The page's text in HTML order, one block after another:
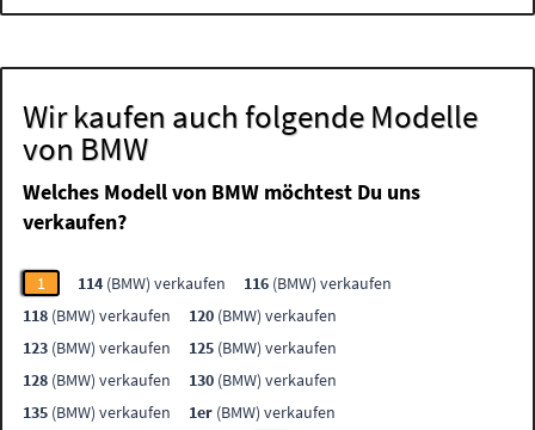
Wir kaufen auch folgende Modelle
von BMW
Welches Modell von BMW möchtest Du uns
verkaufen?
1 114 (BMW) verkaufen 116 (BMW) verkaufen
118 (BMW) verkaufen 120 (BMW) verkaufen
123 (BMW) verkaufen 125 (BMW) verkaufen
128 (BMW) verkaufen 130 (BMW) verkaufen
135 (BMW) verkaufen 1er (BMW) verkaufen